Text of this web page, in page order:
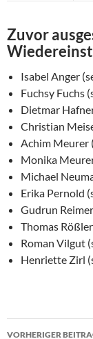
Zuvor
Isabel Anger
Fuchsy Fuchs
Dietmar
Christian
Achim Meurer
Monika
Michael
Erika Pernold
Gudrun
Thomas
Roman Vilgut
Henriette Zirl
VORHERIGER